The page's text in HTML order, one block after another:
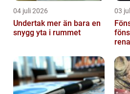
04 juli 2026
Undertak mer än bara en
snygg yta i rummet
03
rena